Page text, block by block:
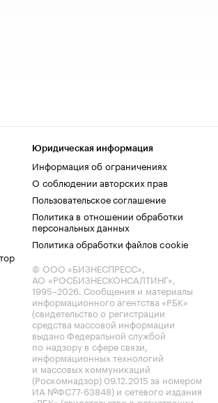
Юридическая информация
Информация об ограничениях
О соблюдении авторских прав
Пользовательское соглашение
Политика в отношении обработки
персональных данных
Политика обработки файлов cookie
© ООО «БИЗНЕСПРЕСС»,
АО «РОСБИЗНЕСКОНСАЛТИНГ»,
1995–2026. Сообщения и материалы
информационного агентства «РБК»
(свидетельство о регистрации
средства массовой информации
выдано Федеральной службой
по надзору в сфере связи,
информационных технологий
и массовых коммуникаций
(Роскомнадзор) 09.12.2015 за номером
ИА №ФС77-63848) и сетевого издания